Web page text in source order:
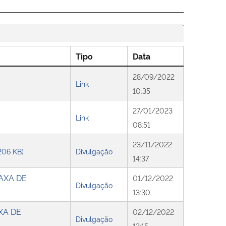
Tipo Data
Link
28/09/2022
10:35
Link
27/01/2023
08:51
KB) Divulgação
23/11/2022
14:37
DE
Divulgação
01/12/2022
13:30
DE
Divulgação
02/12/2022